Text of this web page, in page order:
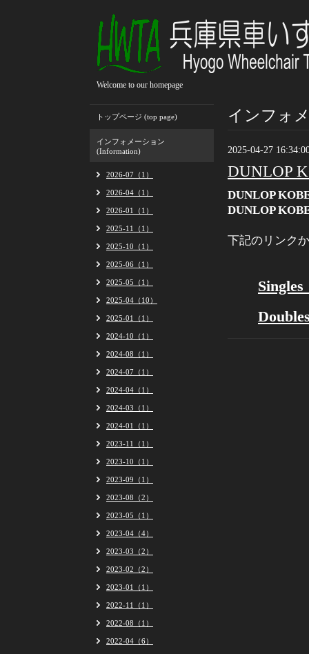
Welcome to our homepage
インフォ
2025-04-27
DUNLOP
DUNLOP
DUNLOP
下記のリンク
トップページ (top page)
インフォメーション
(Information)
2026-07（1）
2026-04（1）
2026-01（1）
2025-11（1）
2025-10（1）
2025-06（1）
2025-05（1）
2025-04（10）
2025-01（1）
2024-10（1）
2024-08（1）
2024-07（1）
2024-04（1）
2024-03（1）
2024-01（1）
2023-11（1）
2023-10（1）
2023-09（1）
2023-08（2）
2023-05（1）
2023-04（4）
2023-03（2）
2023-02（2）
2023-01（1）
2022-11（1）
2022-08（1）
2022-04（6）